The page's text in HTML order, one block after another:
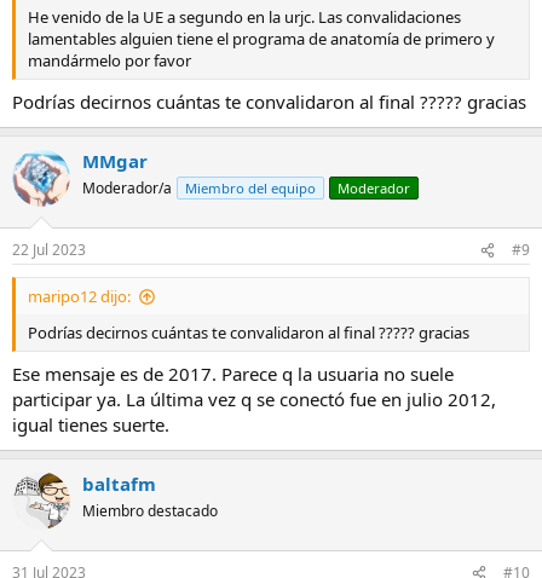
He venido de la UE a segundo en la urjc. Las convalidaciones
lamentables alguien tiene el programa de anatomía de primero y
mandármelo por favor
Podrías decirnos cuántas te convalidaron al final ????? gracias
MMgar
Moderador/a Miembro del equipo Moderador
22 Jul 2023 #9
maripo12 dijo:
Podrías decirnos cuántas te convalidaron al final ????? gracias
Ese mensaje es de 2017. Parece q la usuaria no suele
participar ya. La última vez q se conectó fue en julio 2012,
igual tienes suerte.
baltafm
Miembro destacado
31 Jul 2023 #10